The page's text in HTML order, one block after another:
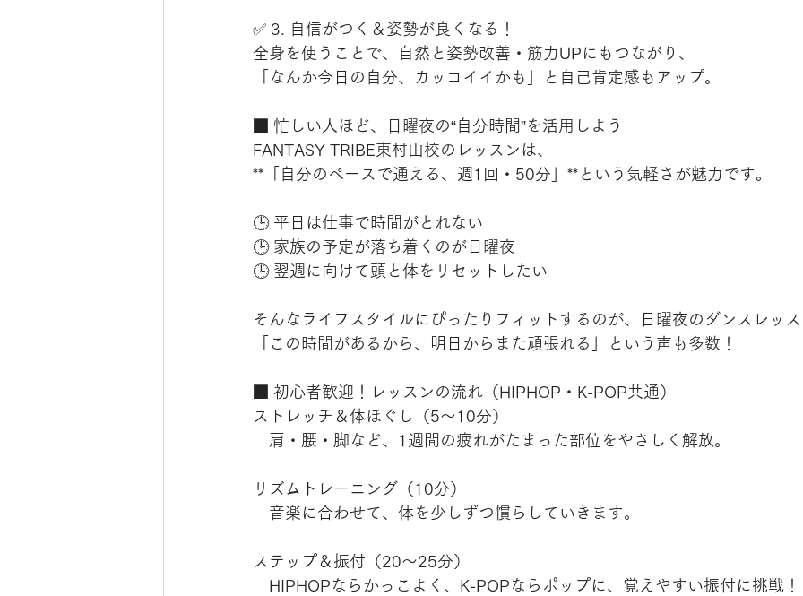
✅ 3. 自信がつく＆姿勢が良くなる！
全身を使うことで、自然と姿勢改善・筋力UPにもつながり、
「なんか今日の自分、カッコイイかも」と自己肯定感もアップ。
■ 忙しい人ほど、日曜夜の“自分時間”を活用しよう
FANTASY TRIBE東村山校のレッスンは、
**「自分のペースで通える、週1回・50分」**という気軽さが魅力です。
🕒 平日は仕事で時間がとれない
🕒 家族の予定が落ち着くのが日曜夜
🕒 翌週に向けて頭と体をリセットしたい
そんなライフスタイルにぴったりフィットするのが、日曜夜のダンスレッ
「この時間があるから、明日からまた頑張れる」という声も多数！
■ 初心者歓迎！レッスンの流れ（HIPHOP・K-POP共通）
ストレッチ＆体ほぐし（5〜10分）
肩・腰・脚など、1週間の疲れがたまった部位をやさしく解放。
リズムトレーニング（10分）
音楽に合わせて、体を少しずつ慣らしていきます。
ステップ＆振付（20〜25分）
HIPHOPならかっこよく、K-POPならポップに、覚えやすい振付に挑戦！